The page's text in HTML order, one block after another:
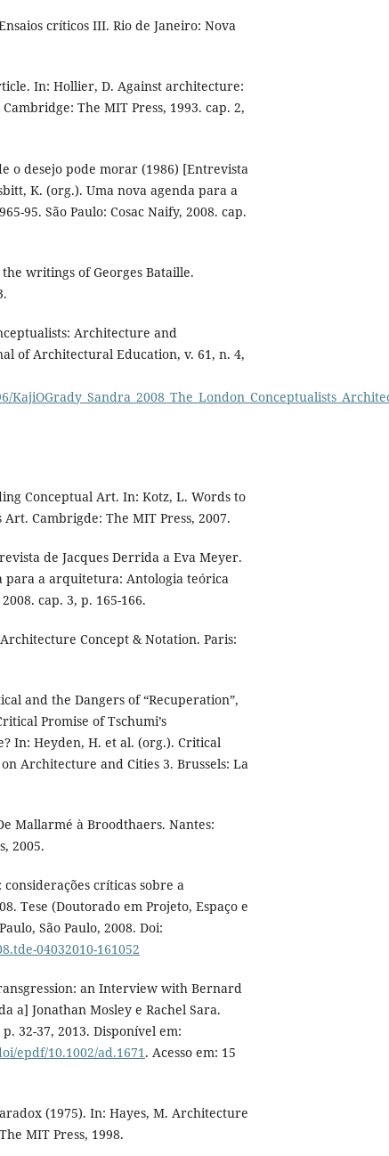
críticos III. Rio de Janeiro: Nova
In: Hollier, D. Against architecture:
The MIT Press, 1993. cap. 2,
o desejo pode morar (1986) [Entrevista
K. (org.). Uma nova agenda para a
95. São Paulo: Cosac Naify, 2008. cap.
writings of Georges Bataille.
Architecture and
of Architectural Education, v. 61, n. 4,
Conceptual Art. In: Kotz, L. Words to
Cambrigde: The MIT Press, 2007.
de Jacques Derrida a Eva Meyer.
para a arquitetura: Antologia teórica
cap. 3, p. 165-166.
Concept & Notation. Paris:
and the Dangers of “Recuperation”,
Promise of Tschumi’s
In: Heyden, H. et al. (org.). Critical
Architecture and Cities 3. Brussels: La
Mallarmé à Broodthaers. Nantes:
2005.
críticas sobre a
Tese (Doutorado em Projeto, Espaço e
São Paulo, 2008. Doi:
04032010-161052
an Interview with Bernard
a] Jonathan Mosley e Rachel Sara.
32-37, 2013. Disponível em:
epdf/10.1002/ad.1671 . Acesso em: 15
(1975). In: Hayes, M. Architecture
MIT Press, 1998.